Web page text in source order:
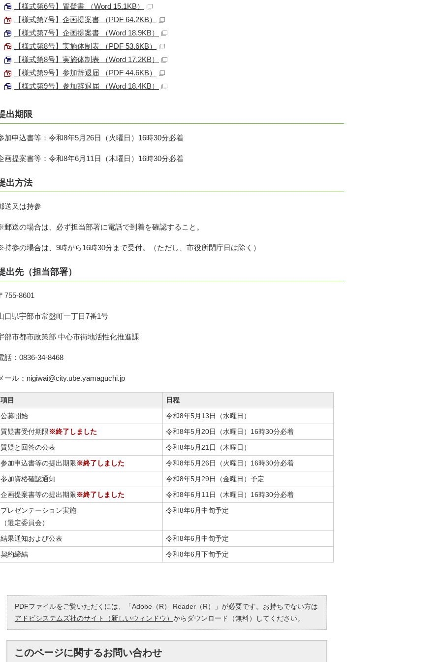
【様式第6号】質疑書 （Word 15.1KB）
【様式第7号】企画提案書 （PDF 64.2KB）
【様式第7号】企画提案書 （Word 18.9KB）
【様式第8号】実施体制表 （PDF 53.6KB）
【様式第8号】実施体制表 （Word 17.2KB）
【様式第9号】参加辞退届 （PDF 44.6KB）
【様式第9号】参加辞退届 （Word 18.4KB）
出期限
加申込書等：令和8年5月26日（火曜日）16時30分必着
画提案書等：令和8年6月11日（木曜日）16時30分必着
出方法
送又は持参
送の場合は、必ず担当部署に電話で到着を確認すること。
参の場合は、9時から16時30分まで受付。（ただし、市役所閉庁日は除く）
出先（担当部署）
755-8601
口県宇部市常盤町一丁目7番1号
部市都市政策部 中心市街地活性化推進課
話：0836-34-8468
ール：nigiwai@city.ube.yamaguchi.jp
項目
日程
公募開始
令和8年5月13日（水曜日）
質疑書受付期限※終了しました
令和8年5月20日（水曜日）16時30分必着
質疑と回答の公表
令和8年5月21日（木曜日）
参加申込書等の提出期限※終了しました
令和8年5月26日（火曜日）16時30分必着
参加資格確認通知
令和8年5月29日（金曜日）予定
企画提案書等の提出期限※終了しました
令和8年6月11日（木曜日）16時30分必着
プレゼンテーション実施
（選定委員会）
令和8年6月中旬予定
結果通知および公表
令和8年6月中旬予定
契約締結
令和8年6月下旬予定
PDFファイルをご覧いただくには、「Adobe（R） Reader（R）」が必要です。お持ちでない方は
アドビシステムズ社のサイト（新しいウィンドウ） からダウンロード（無料）してください。
このページに関するお問い合わせ